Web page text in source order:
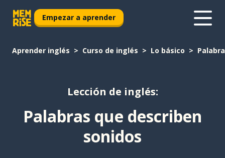
Empezar a aprender
Aprender inglés Curso de inglés Lo básico
Lección de inglés:
Palabras que describen
sonidos